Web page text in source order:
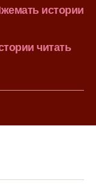
истории
читать